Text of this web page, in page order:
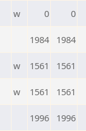
w 0 0
1984 1984
w 1561 1561
w 1561 1561
1996 1996